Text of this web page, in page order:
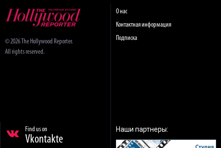
© 2026 The Hollywood Reporter.
All rights reserved.
О нас
Контактная информация
Подписка
Find us on
Vkontakte
Наши партнеры: